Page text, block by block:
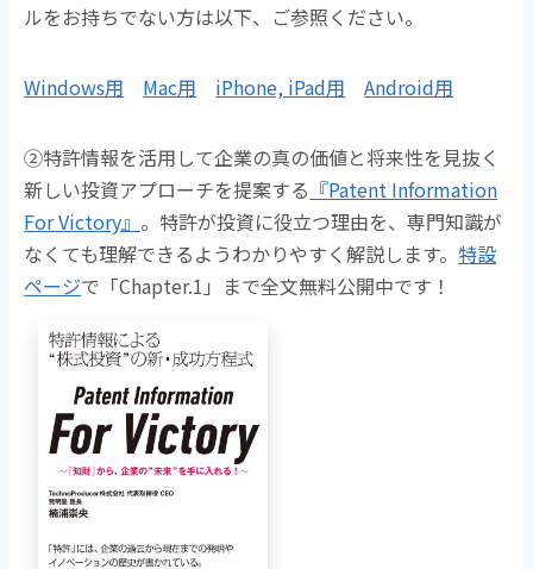
ルをお持ちでない方は以下、ご参照ください。
Windows用 Mac用 iPhone, iPad用 Android用
➁特許情報を活用して企業の真の価値と将来性を見抜く
新しい投資アプローチを提案する 『Patent Information
For Victory』 。 特許が投資に役立つ理由を、専門知識が
なくても理解できるようわかりやすく解説します。 特設
ページで「Chapter.1」まで全文無料公開中です！